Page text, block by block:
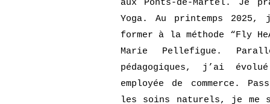
aux Ponts-de-Martel. Je
Yoga. Au printemps
former à la méthode “Fly
Marie Pellefigue.
pédagogiques, j’ai évolué
employée de commerce.
les soins naturels, je me